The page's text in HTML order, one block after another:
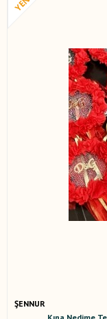
ŞENNUR